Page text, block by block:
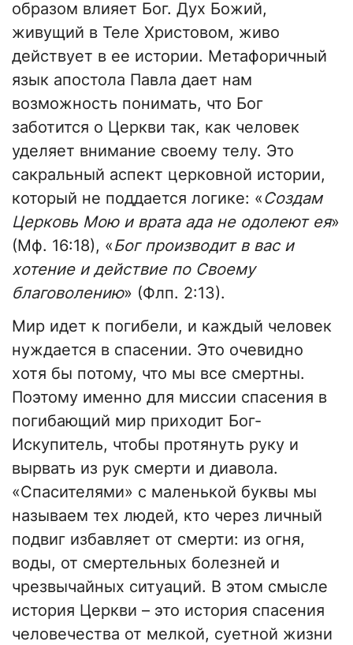
образом влияет Бог. Дух Божий,
живущий в Теле Христовом, живо
действует в ее истории. Метафоричный
язык апостола Павла дает нам
возможность понимать, что Бог
заботится о Церкви так, как человек
уделяет внимание своему телу. Это
сакральный аспект церковной истории,
который не поддается логике: «Создам
Церковь Мою и врата ада не одолеют ея»
(Мф. 16:18), «Бог производит в вас и
хотение и действие по Своему
благоволению» (Флп. 2:13).
Мир идет к погибели, и каждый человек
нуждается в спасении. Это очевидно
хотя бы потому, что мы все смертны.
Поэтому именно для миссии спасения в
погибающий мир приходит Бог-
Искупитель, чтобы протянуть руку и
вырвать из рук смерти и диавола.
«Спасителями» с маленькой буквы мы
называем тех людей, кто через личный
подвиг избавляет от смерти: из огня,
воды, от смертельных болезней и
чрезвычайных ситуаций. В этом смысле
история Церкви – это история спасения
человечества от мелкой, суетной жизни